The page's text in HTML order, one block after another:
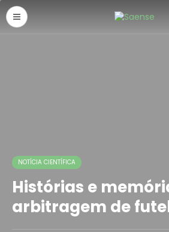
NOTÍCIA CIENTÍFICA
Histórias e
arbitragem de